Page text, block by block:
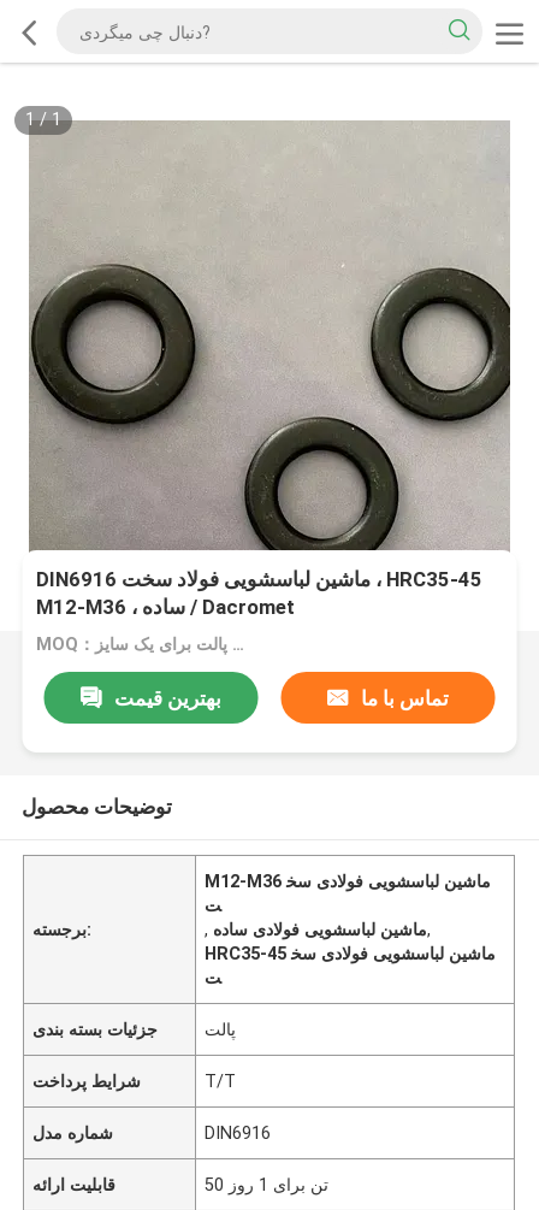
1/1
DIN6916 ماشین لباسشویی فولاد سخت ، HRC35-45
M12-M36 ، ساده / Dacromet
MOQ：یک پالت برای یک سایز
بهترین قیمت تماس با ما
توضیحات محصول
برجسته:
M12-M36 ماشین لباسشویی فولادی سخ
ت
, ماشین لباسشویی فولادی ساده,
HRC35-45 ماشین لباسشویی فولادی سخ
ت
جزئیات بسته بندی پالت
شرایط پرداخت T/T
شماره مدل DIN6916
قابلیت ارائه 50 تن برای 1 روز